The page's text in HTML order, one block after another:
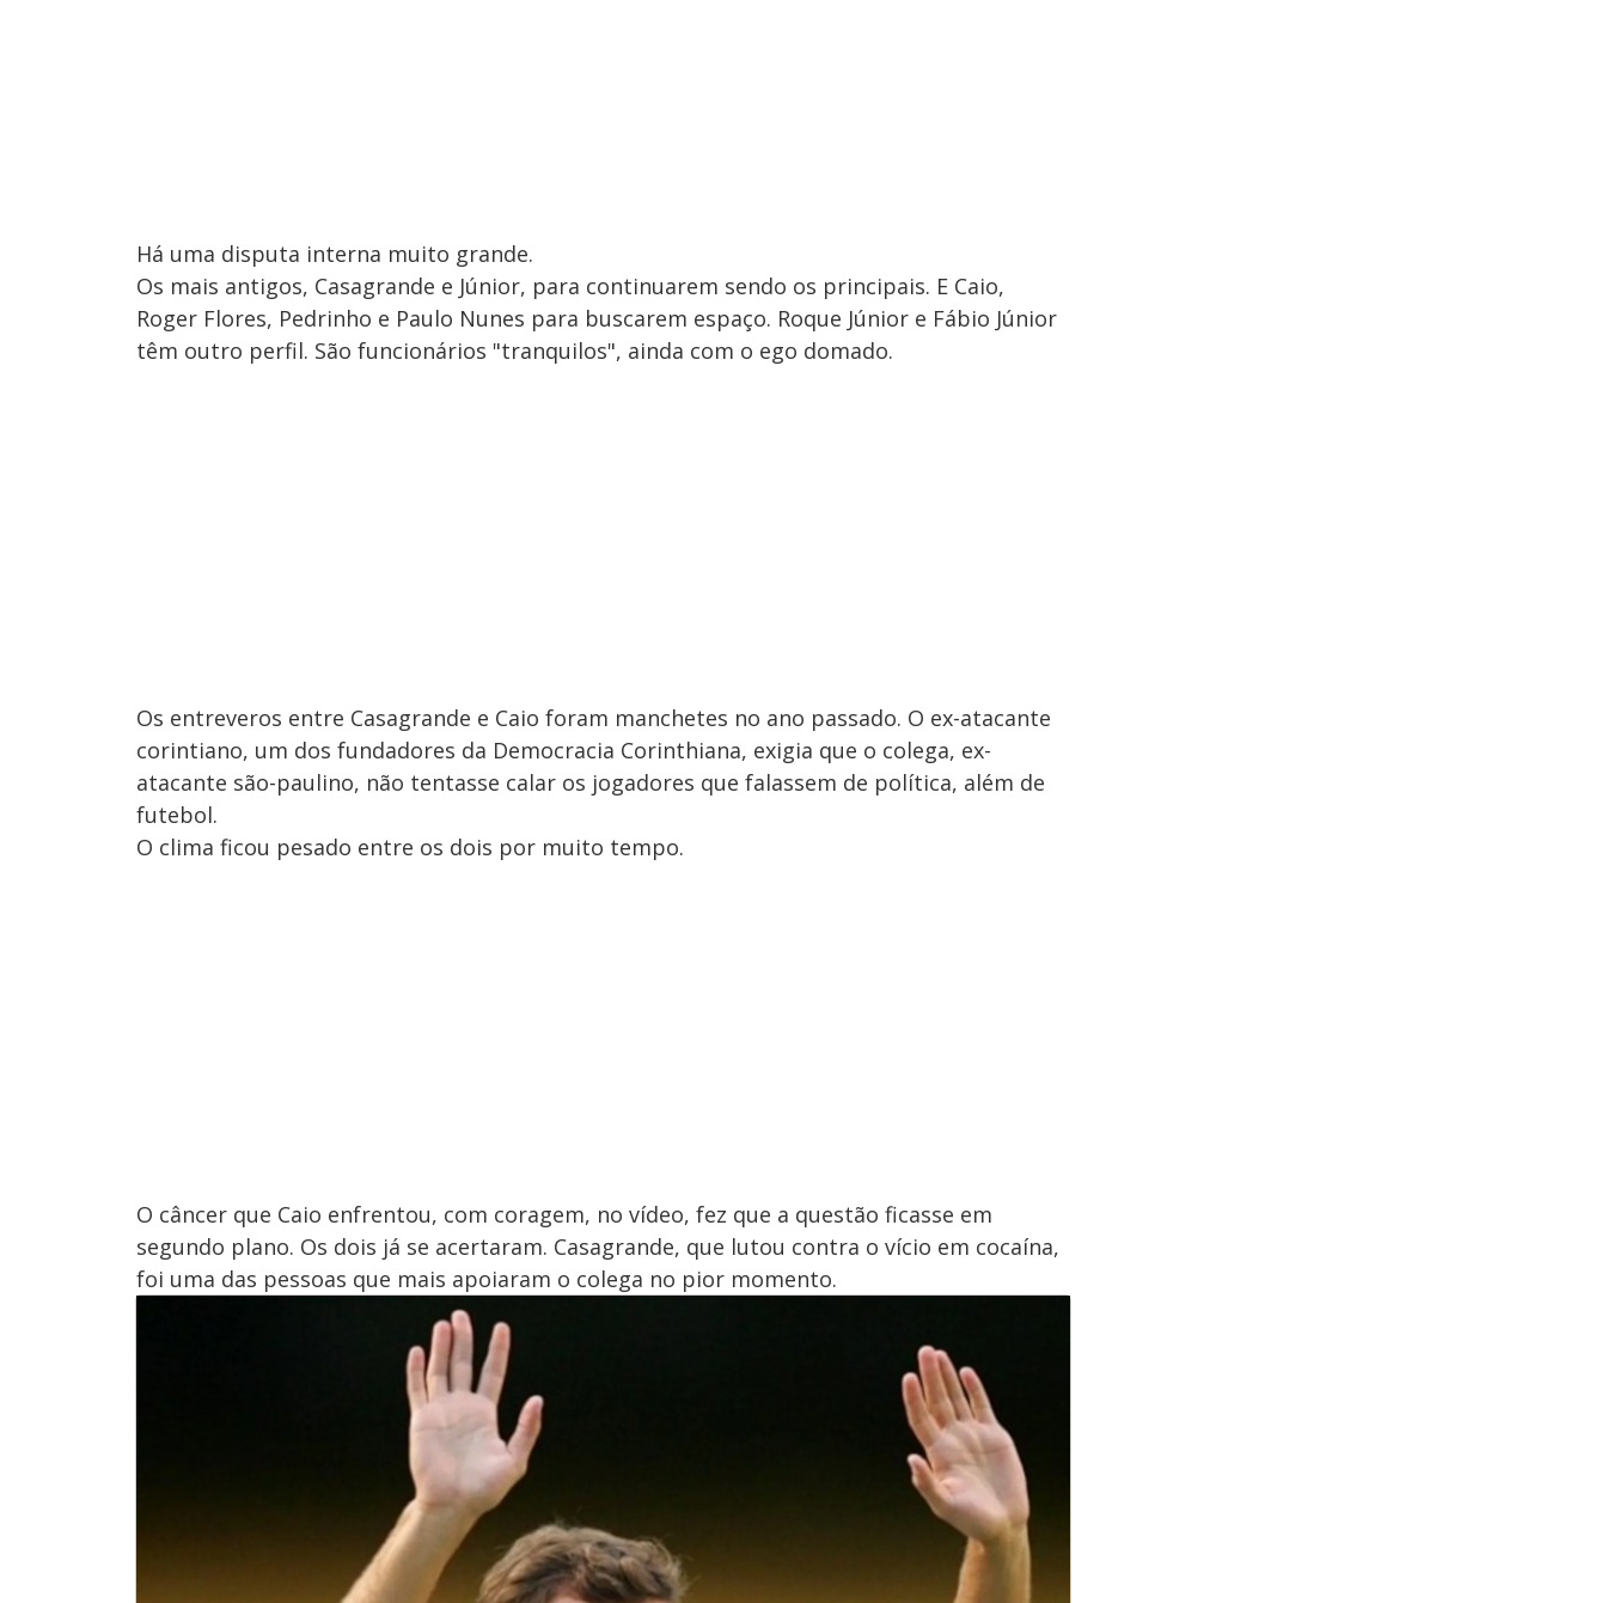
Há uma disputa interna muito grande.
Os mais antigos, Casagrande e Júnior, para continuarem sendo os principais. E Caio,
Roger Flores, Pedrinho e Paulo Nunes para buscarem espaço. Roque Júnior e Fábio Júnior
têm outro perfil. São funcionários "tranquilos", ainda com o ego domado.
Os entreveros entre Casagrande e Caio foram manchetes no ano passado. O ex-atacante
corintiano, um dos fundadores da Democracia Corinthiana, exigia que o colega, ex-
atacante são-paulino, não tentasse calar os jogadores que falassem de política, além de
futebol.
O clima ficou pesado entre os dois por muito tempo.
O câncer que Caio enfrentou, com coragem, no vídeo, fez que a questão ficasse em
segundo plano. Os dois já se acertaram. Casagrande, que lutou contra o vício em cocaína,
foi uma das pessoas que mais apoiaram o colega no pior momento.